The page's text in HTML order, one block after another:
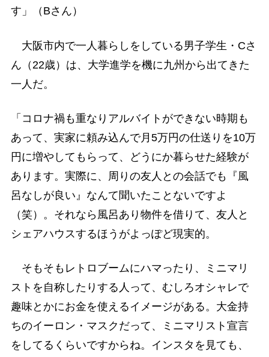
す」（Bさん）
大阪市内で一人暮らしをしている男子学生・Cさ
ん（22歳）は、大学進学を機に九州から出てきた
一人だ。
「コロナ禍も重なりアルバイトができない時期も
あって、実家に頼み込んで月5万円の仕送りを10万
円に増やしてもらって、どうにか暮らせた経験が
あります。実際に、周りの友人との会話でも『風
呂なしが良い』なんて聞いたことないですよ
（笑）。それなら風呂あり物件を借りて、友人と
シェアハウスするほうがよっぽど現実的。
そもそもレトロブームにハマったり、ミニマリ
ストを自称したりする人って、むしろオシャレで
趣味とかにお金を使えるイメージがある。大金持
ちのイーロン・マスクだって、ミニマリスト宣言
をしてるくらいですからね。インスタを見ても、